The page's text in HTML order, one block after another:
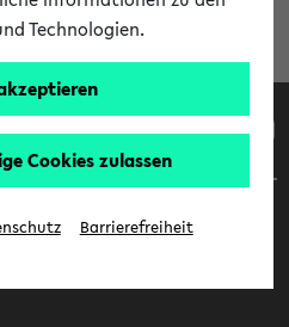
Technologien.
Cookies zulassen
Barrierefreiheit